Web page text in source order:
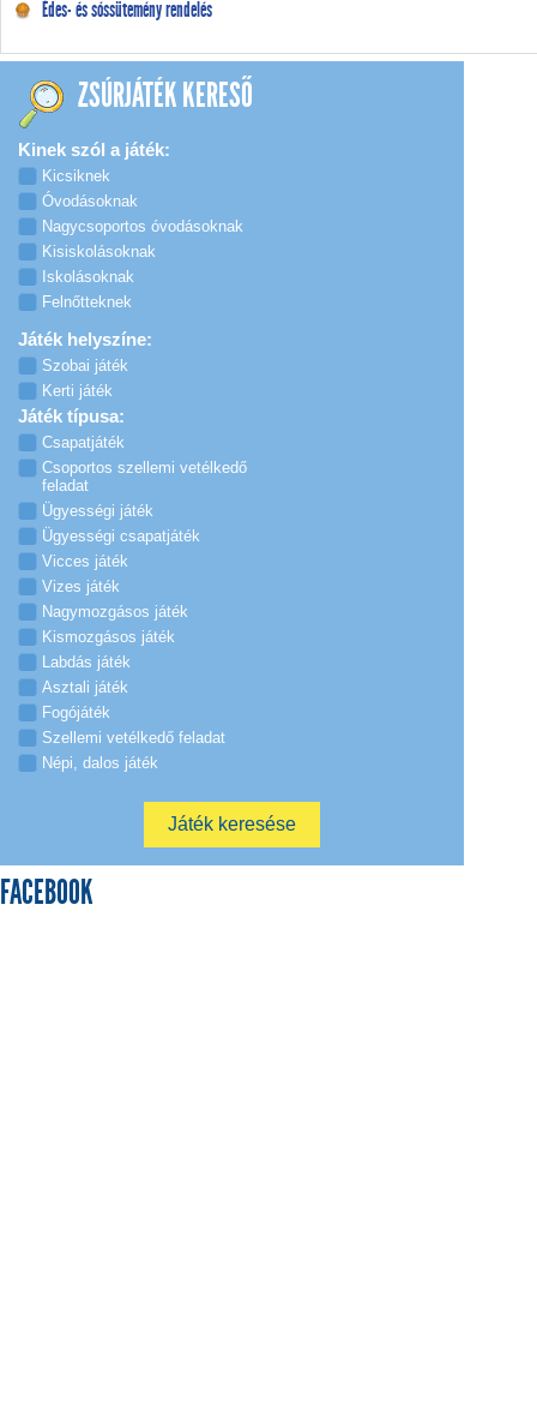
Édes- és sóssütemény rendelés
ZSÚRJÁTÉK KERESŐ
Kinek szól a játék:
Kicsiknek
Óvodásoknak
Nagycsoportos óvodásoknak
Kisiskolásoknak
Iskolásoknak
Felnőtteknek
Játék helyszíne:
Szobai játék
Kerti játék
Játék típusa:
Csapatjáték
Csoportos szellemi vetélkedő
feladat
Ügyességi játék
Ügyességi csapatjáték
Vicces játék
Vizes játék
Nagymozgásos játék
Kismozgásos játék
Labdás játék
Asztali játék
Fogójáték
Szellemi vetélkedő feladat
Népi, dalos játék
FACEBOOK